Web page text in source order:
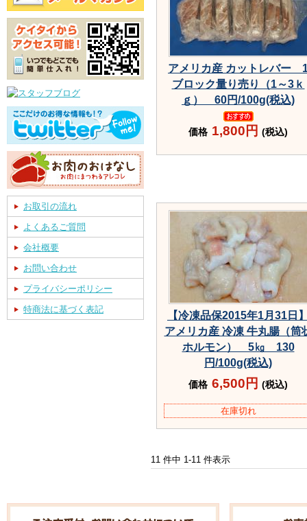
お取引の流れ
よくあるご質問
会社概要
お問い合わせ
プライバシーポリシー
特商法に基づく表記
アメリカ産 カットレバー
ブロック量り売り（1～3ｋ
ｇ） 60円/100g(税込)
価格 1,800円 (税込)
【冷凍品保2015年1月31日
アメリカ産 冷凍 牛丸腸（筒
ホルモン） 5㎏ 130
円/100g(税込)
価格 6,500円 (税込)
在庫切れ
11 件中 1-11 件表示